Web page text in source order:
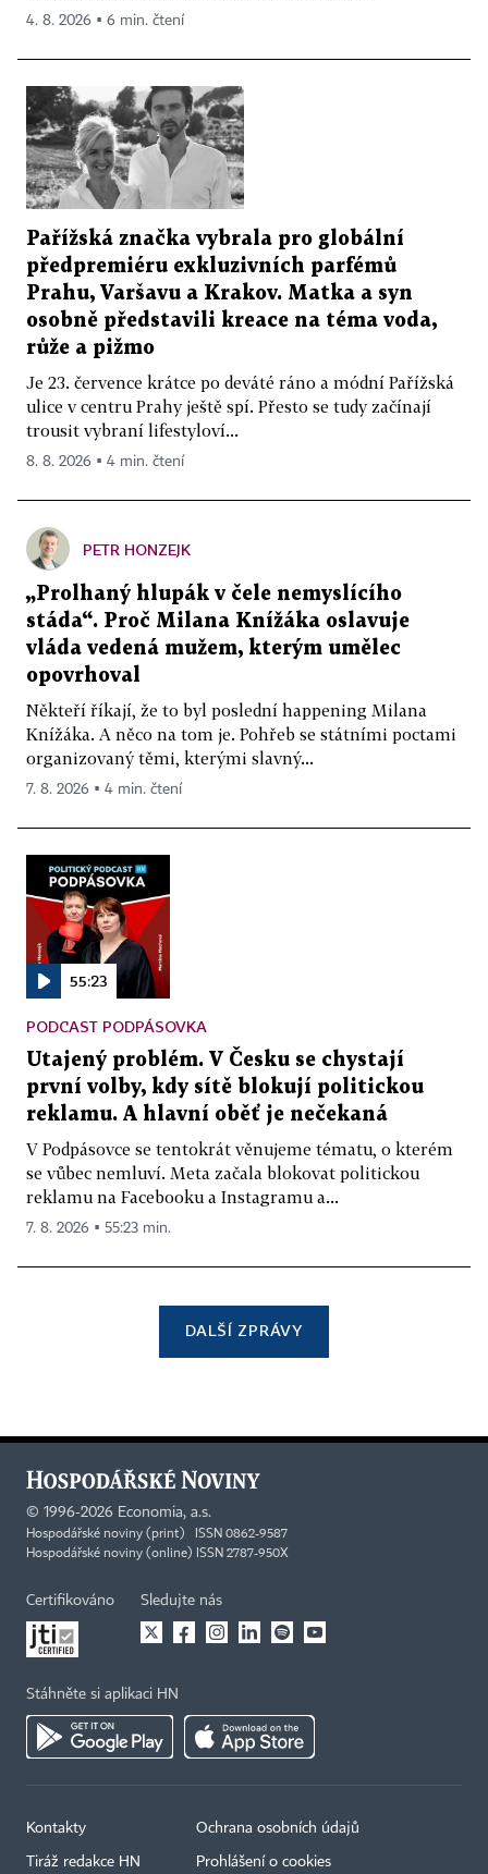
4. 8. 2026 ▪ 6 min. čtení
Pařížská značka vybrala pro globální
předpremiéru exkluzivních parfémů
Prahu, Varšavu a Krakov. Matka a syn
osobně představili kreace na téma voda,
růže a pižmo
Je 23. července krátce po deváté ráno a módní Pařížská
ulice v centru Prahy ještě spí. Přesto se tudy začínají
trousit vybraní lifestyloví...
8. 8. 2026 ▪ 4 min. čtení
PETR HONZEJK
„Prolhaný hlupák v čele nemyslícího
stáda“. Proč Milana Knížáka oslavuje
vláda vedená mužem, kterým umělec
opovrhoval
Někteří říkají, že to byl poslední happening Milana
Knížáka. A něco na tom je. Pohřeb se státními poctami
organizovaný těmi, kterými slavný...
7. 8. 2026 ▪ 4 min. čtení
55:23
PODCAST PODPÁSOVKA
Utajený problém. V Česku se chystají
první volby, kdy sítě blokují politickou
reklamu. A hlavní oběť je nečekaná
V Podpásovce se tentokrát věnujeme tématu, o kterém
se vůbec nemluví. Meta začala blokovat politickou
reklamu na Facebooku a Instagramu a...
7. 8. 2026 ▪ 55:23 min.
DALŠÍ ZPRÁVY
© 1996-2026 Economia, a.s.
Hospodářské noviny (print) ISSN 0862-9587
Hospodářské noviny (online) ISSN 2787-950X
Certifikováno Sledujte nás
Stáhněte si aplikaci HN
Kontakty
Tiráž redakce HN
Ochrana osobních údajů
Prohlášení o cookies